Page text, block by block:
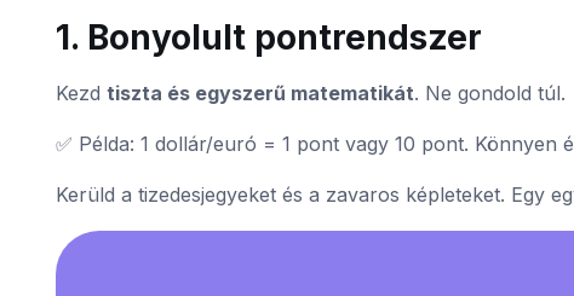
1. Bonyolult pontrendszer
Kezd tiszta és egyszerű matematikát. Ne gondold túl.
✅ Példa: 1 dollár/euró = 1 pont vagy 10 pont. Könnyen
Kerüld a tizedesjegyeket és a zavaros képleteket. Egy